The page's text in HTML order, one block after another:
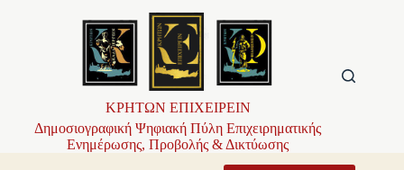
ΚΡΗΤΩΝ ΕΠΙΧΕΙΡΕΙΝ
Δημοσιογραφική Ψηφιακή Πύλη Επιχειρηματικής
Ενημέρωσης, Προβολής & Δικτύωσης